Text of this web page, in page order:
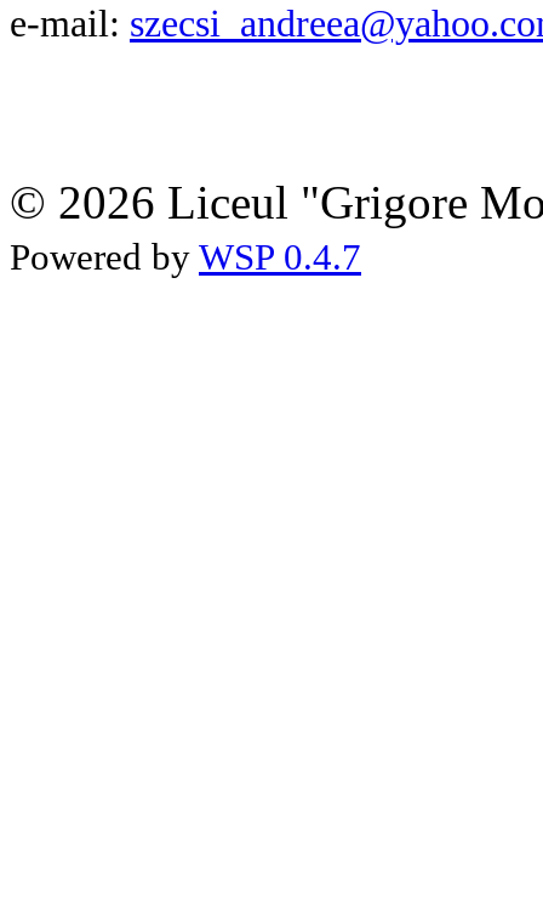
e-mail:
© 2026 Liceul "Grigore
Powered by WSP 0.4.7